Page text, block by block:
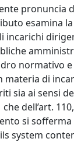
pronuncia
esamina
incarichi
normativo e
materia di
sia ai sensi
dell’art.
si sofferma
system